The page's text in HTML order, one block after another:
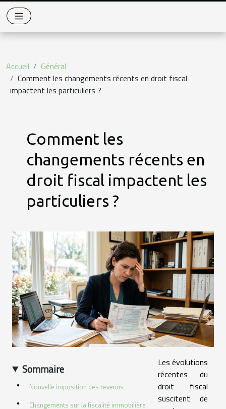
Accueil
Général
Comment les changements récents en droit fiscal
impactent les particuliers ?
Comment les
changements récents en
droit fiscal impactent les
particuliers ?
Sommaire
Nouvelle imposition des revenus
Changements sur la fiscalité immobilière
Les évolutions
récentes du
droit fiscal
suscitent de